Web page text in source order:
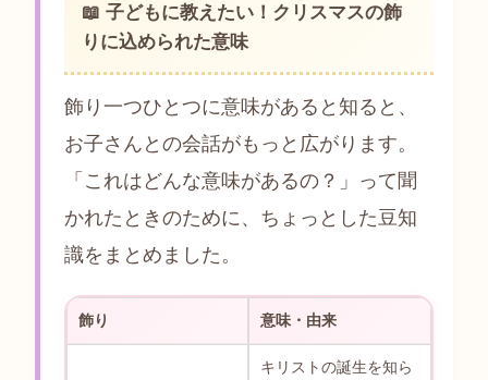
📖 子どもに教えたい！クリスマスの飾
りに込められた意味
飾り一つひとつに意味があると知ると、
お子さんとの会話がもっと広がります。
「これはどんな意味があるの？」って聞
かれたときのために、ちょっとした豆知
識をまとめました。
飾り 意味・由来
キリストの誕生を知ら